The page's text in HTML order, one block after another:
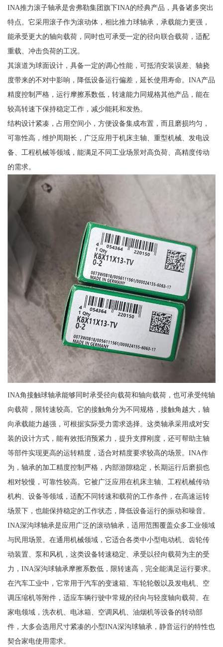
INA推力滚子轴承是舍弗勒集团旗下INA的经典产品，具备诸多突出
特点。它采用滚子作为滚动体，相比推力球轴承，承载能力更强，
能承受更大的轴向载荷，同时也可承受一定的径向联合载荷，适配
重载、冲击负荷的工况。
其滚道为球面设计，具备一定的调心性能，可抵消安装误差、轴挠
度带来的不对中影响，降低设备运行偏差，延长使用寿命。INA产品
精度控制严格，运行摩擦系数低，转速能力同规格其他产品，能在
较高转速下保持稳定工作，减少能耗和发热。
结构设计紧凑，占用空间小，方便设备集成布置，而且磨损均匀，
可靠性高，维护周期长，广泛应用于机床主轴、重型机械、发电设
备、工程机械等领域，能满足不同工业场景对高负荷、高精度传动
的需求。
INA角接触球轴承能够同时承受径向载荷和轴向载荷，也可承受纯轴
向载荷，限转速较高。它的接触角分为不同规格，接触角越大，轴
向承载能力越强，可根据实际受力需求选择。这类轴承采用成对安
装的设计方式，能有效抵消预紧力，提升支撑刚度，还可帮助主轴
等部件实现更高的运转精度，适合对精度要求较高的场景。INA作
为，轴承的加工精度控制严格，内部游隙稳定，长期运行后磨损也
相对较慢，可靠性较高。它被广泛应用在机床主轴、工程机械传动
机构、设备等领域，适配不同转速和载荷的工作条件，在高速运转
场景下，也能保持稳定的工作状态，降低设备运行的振动和噪音。
INA深沟球轴承是应用广泛的滚动轴承，适用范围覆盖众多工业领域
与民用场景。在通用机械领域，它适合各类中小型电动机、齿轮传
动装置、泵和风机，这类设备转速稳定、承受以径向载荷为主的受
力，INA深沟球轴承摩擦系数低，限转速高，完全能满足运行要求。
在汽车工业中，它常用于汽车的变速箱、车轮轮毂以及发电机、空
调压缩机等附件，适应车辆行驶中常规的径向与轻度轴向载荷。在
家电领域，洗衣机、电冰箱、空调风机、油烟机等设备的转动部
件，大多会选用尺寸紧凑的小型INA深沟球轴承，静音运行的特性也
契合家电使用需求。